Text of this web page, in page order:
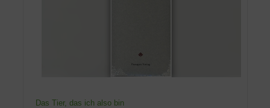
Das Tier, das ich also bin